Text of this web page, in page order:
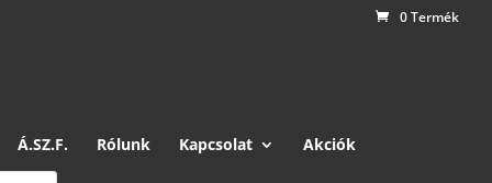
0 Termék
Á.SZ.F. Rólunk Kapcsolat Akciók